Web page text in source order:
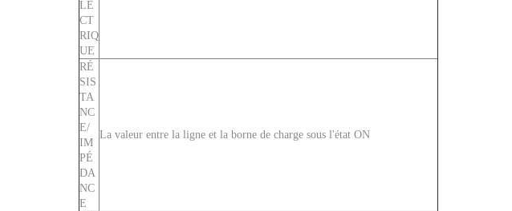
LE
CT
RIQ
UE
RÉ
SIS
TA
NC
E/
IM
PÉ
DA
NC
E
La valeur entre la ligne et la borne de charge sous l'état ON